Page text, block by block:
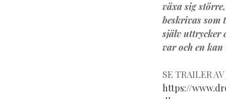
växa sig
beskrivas som
själv uttrycker
var och en kan
SE TRAILER
https://